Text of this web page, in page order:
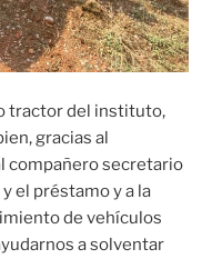
tractor del instituto,
gracias al
compañero secretario
el préstamo y a la
de vehículos
a solventar